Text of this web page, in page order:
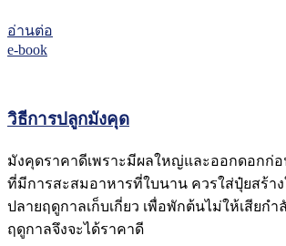
อ่านต่อ
e-book
วิธีการปลูกมังคุด
มังคุดราคาดีเพราะมีผลใหญ่และออกดอกก่
ที่มีการสะสมอาหารที่ใบนาน ควรใส่ปุ๋ยสร้า
ปลายฤดูกาลเก็บเกี่ยว เพื่อพักต้นไม่ให้เสียก
ฤดูกาลจึงจะได้ราคาดี